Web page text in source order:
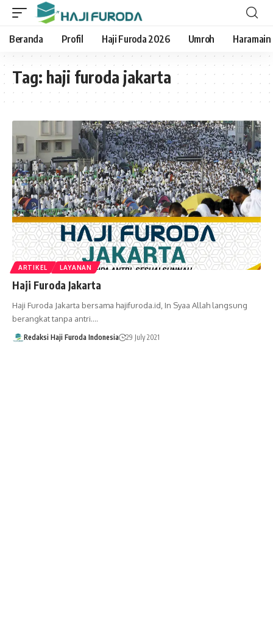
Beranda Profil Haji Furoda 2026 Umroh
Tag: haji furoda jakarta
ARTIKEL LAYANAN
Haji Furoda Jakarta
Haji Furoda Jakarta bersama hajifuroda.id, In Syaa Allah langsung
berangkat tanpa antri.…
Redaksi Haji Furoda Indonesia 29 July 2021